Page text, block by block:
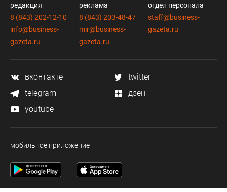
редакция
8 (843) 202-12-10
info@business-
gazeta.ru
реклама
8 (843) 203-48-47
mir@business-
gazeta.ru
отдел персонала
staff@business-
gazeta.ru
вконтакте
twitter
telegram
дзен
youtube
мобильное приложение